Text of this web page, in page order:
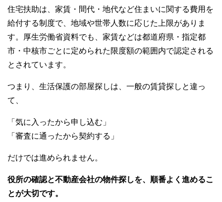
住宅扶助は、家賃・間代・地代など住まいに関する費用を
給付する制度で、地域や世帯人数に応じた上限がありま
す。厚生労働省資料でも、家賃などは都道府県・指定都
市・中核市ごとに定められた限度額の範囲内で認定される
とされています。
つまり、生活保護の部屋探しは、一般の賃貸探しと違っ
て、
「気に入ったから申し込む」
「審査に通ったから契約する」
だけでは進められません。
役所の確認と不動産会社の物件探しを、順番よく進めるこ
とが大切です。